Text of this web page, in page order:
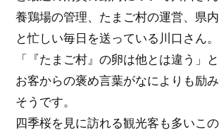
養鶏場の管理、たまご村の運営、県
と忙しい毎日を送っている川口さん。
「『たまご村』の卵は他とは違う」と
お客からの褒め言葉がなによりも励
そうです。
四季桜を見に訪れる観光客も多いこ